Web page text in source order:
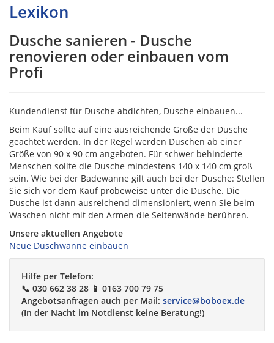
Lexikon
Dusche sanieren - Dusche
renovieren oder einbauen vom
Profi
Kundendienst für Dusche abdichten, Dusche einbauen...
Beim Kauf sollte auf eine ausreichende Größe der Dusche
geachtet werden. In der Regel werden Duschen ab einer
Größe von 90 x 90 cm angeboten. Für schwer behinderte
Menschen sollte die Dusche mindestens 140 x 140 cm groß
sein. Wie bei der Badewanne gilt auch bei der Dusche: Stellen
Sie sich vor dem Kauf probeweise unter die Dusche. Die
Dusche ist dann ausreichend dimensioniert, wenn Sie beim
Waschen nicht mit den Armen die Seitenwände berühren.
Unsere aktuellen Angebote
Neue Duschwanne einbauen
Hilfe per Telefon:
📞 030 662 38 28 📱 0163 700 79 75
Angebotsanfragen auch per Mail: service@boboex.de
(In der Nacht im Notdienst keine Beratung!)